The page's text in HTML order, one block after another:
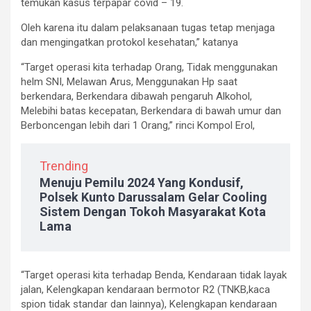
temukan kasus terpapar covid – 19.
Oleh karena itu dalam pelaksanaan tugas tetap menjaga
dan mengingatkan protokol kesehatan,” katanya
“Target operasi kita terhadap Orang, Tidak menggunakan
helm SNI, Melawan Arus, Menggunakan Hp saat
berkendara, Berkendara dibawah pengaruh Alkohol,
Melebihi batas kecepatan, Berkendara di bawah umur dan
Berboncengan lebih dari 1 Orang,” rinci Kompol Erol,
Trending
Menuju Pemilu 2024 Yang Kondusif,
Polsek Kunto Darussalam Gelar Cooling
Sistem Dengan Tokoh Masyarakat Kota
Lama
“Target operasi kita terhadap Benda, Kendaraan tidak layak
jalan, Kelengkapan kendaraan bermotor R2 (TNKB,kaca
spion tidak standar dan lainnya), Kelengkapan kendaraan